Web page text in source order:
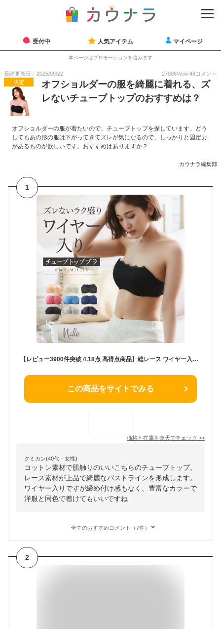
受付中 人気アイテム マイページ
本ページはプロモーションを含みます
最終更新日：2025/09/22 27006View 48コメント
決定
オフショルダーの服を綺麗に着れる、ズ
レないチューブトップのおすすめは？
オフショルダーの服が着たいので、チューブトップを探しています。どう
してもあの形の服は下がってきてズレが気になるので、しっかりと固定力
があるものが欲しいです。おすすめはありますか？
カウナラ編集部
1
【レビュー3900件突破 4.18点 高得点商品】総レース ワイヤー入り チューブトップブラ レース コットン 綿 ストラップレス カップ付き ベアトップ オフショルダー 脇肉 谷間 バストアップ Nale ナーレ 正規品 チューブブラ ダンス フラダンス コスプレ スポーツブラ
この商品をサイトでみる
価格と在庫を楽天でチェック >>
クミカン(40代・女性)
コットン素材で肌触りのいいこちらのチューブトップ。
レース素材が上品で綺麗なバストラインを形成します。
ワイヤー入りですが締め付け感もなく、豊富なカラーで
洋服と同色で着けてもいいですね
全てのおすすめコメント（7件）
2